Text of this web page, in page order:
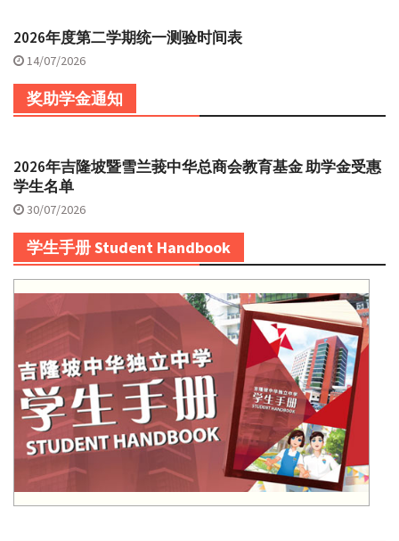
2026年度第二学期统一测验时间表
14/07/2026
奖助学金通知
2026年吉隆坡暨雪兰莪中华总商会教育基金 助学金受惠
学生名单
30/07/2026
学生手册 Student Handbook